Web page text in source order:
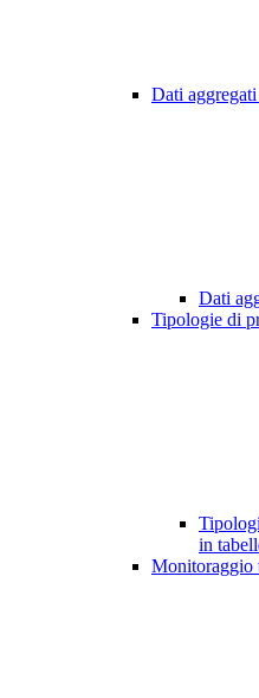
Dati
Dati
Tipologie di
in
Monitoraggio